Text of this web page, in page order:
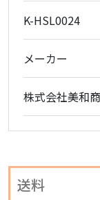
K-HSL0024
メーカー
株式会社美和
送料